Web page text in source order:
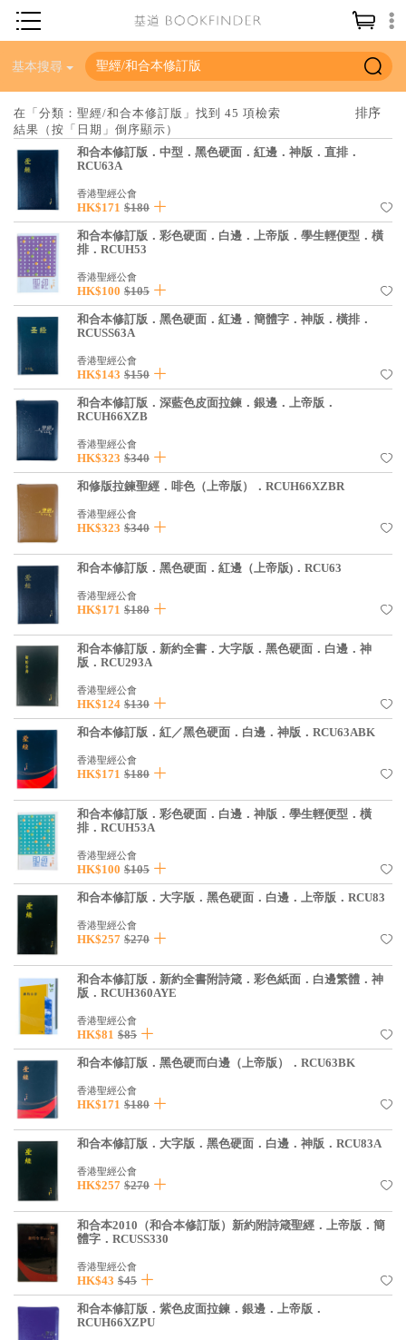
神學／教義
聖經
信仰入門
教會歷史
靈修／禱告
教會事工
分齡牧養
社會／倫理
哲學／宗教比較
見證／傳記
文藝／勵志
童書
精選影音
其他
禮品專區
得獎作品推介
暢銷榜
中文二手書
英文二手書
精選英文書
電子書
基道 Top 50
基本搜尋
在「分類：聖經/和合本修訂版」找到 45 項檢索
結果（按「日期」倒序顯示）
和合本修訂版．中型．黑色硬面．紅邊．神版．直排．
RCU63A
香港聖經公會
HK$171 $180
和合本修訂版．彩色硬面．白邊．上帝版．學生輕便型．橫
排．RCUH53
香港聖經公會
HK$100 $105
和合本修訂版．黑色硬面．紅邊．簡體字．神版．橫排．
RCUSS63A
香港聖經公會
HK$143 $150
和合本修訂版．深藍色皮面拉鍊．銀邊．上帝版．
RCUH66XZB
香港聖經公會
HK$323 $340
和修版拉鍊聖經．啡色（上帝版）．RCUH66XZBR
香港聖經公會
HK$323 $340
和合本修訂版．黑色硬面．紅邊（上帝版)．RCU63
香港聖經公會
HK$171 $180
和合本修訂版．新約全書．大字版．黑色硬面．白邊．神
版．RCU293A
香港聖經公會
HK$124 $130
和合本修訂版．紅／黑色硬面．白邊．神版．RCU63ABK
香港聖經公會
HK$171 $180
和合本修訂版．彩色硬面．白邊．神版．學生輕便型．橫
排．RCUH53A
香港聖經公會
HK$100 $105
和合本修訂版．大字版．黑色硬面．白邊．上帝版．RCU83
香港聖經公會
HK$257 $270
和合本修訂版．新約全書附詩箴．彩色紙面．白邊繁體．神
版．RCUH360AYE
香港聖經公會
HK$81 $85
和合本修訂版．黑色硬而白邊（上帝版）．RCU63BK
香港聖經公會
HK$171 $180
和合本修訂版．大字版．黑色硬面．白邊．神版．RCU83A
香港聖經公會
HK$257 $270
和合本2010（和合本修訂版）新約附詩箴聖經．上帝版．簡
體字．RCUSS330
香港聖經公會
HK$43 $45
和合本修訂版．紫色皮面拉鍊．銀邊．上帝版．
RCUH66XZPU